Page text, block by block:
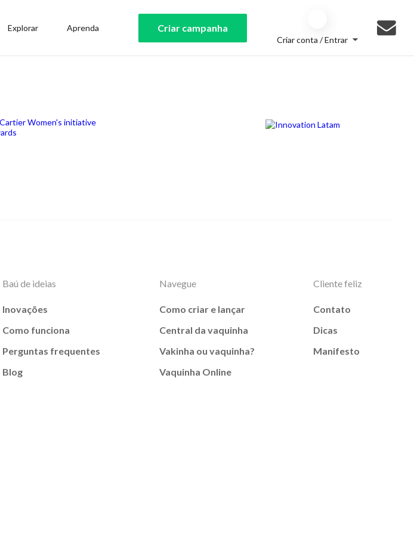
Explorar Aprenda Criar campanha
Criar conta / Entrar
Baú de ideias
Inovações
Como funciona
Perguntas frequentes
Blog
Navegue
Como criar e lançar
Central da vaquinha
Vakinha ou vaquinha?
Vaquinha Online
Cliente feliz
Contato
Dicas
Manifesto